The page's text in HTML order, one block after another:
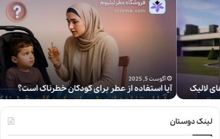
ا
س
ت
ف
ا
د
ه
ا
آیا استفاده از عطر برای کودکان خطرناک است؟
لینک دوستان